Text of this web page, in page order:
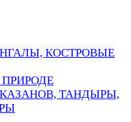
КОСТРОВЫЕ
ТАНДЫРЫ,